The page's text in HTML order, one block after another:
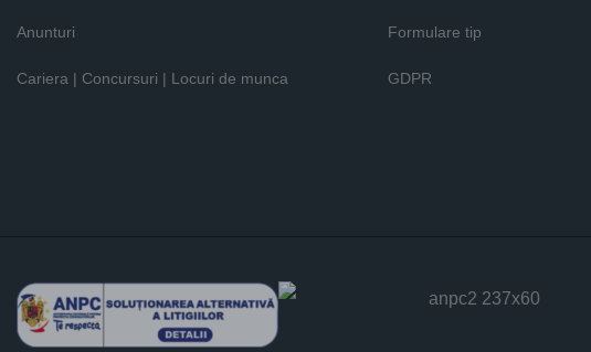
Anunturi
Cariera | Concursuri | Locuri de munca
Formulare tip
GDPR